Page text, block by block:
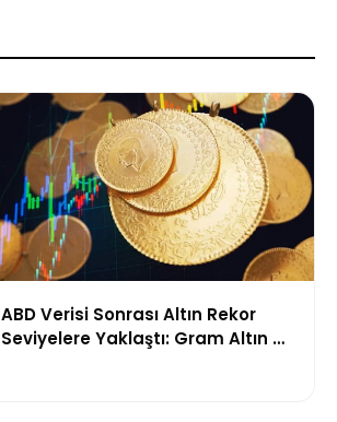
ABD Verisi Sonrası Altın Rekor
Seviyelere Yaklaştı: Gram Altın 6